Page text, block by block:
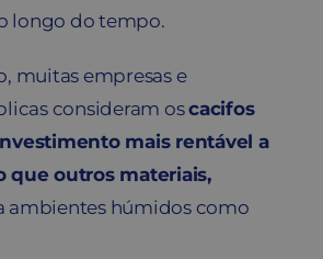
longo do tempo.
muitas empresas e
consideram oscacifos
mais rentável a
que outros materiais,
ambientes húmidos como